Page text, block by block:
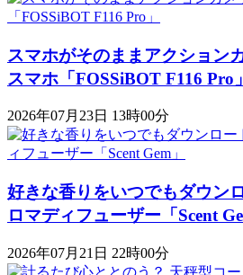
スマホがそのままアクション
スマホ「FOSSiBOT F116 Pro」
2026年07月23日 13時00分
好きな香りをいつでもダウン
ロマディフューザー「Scent
2026年07月21日 22時00分